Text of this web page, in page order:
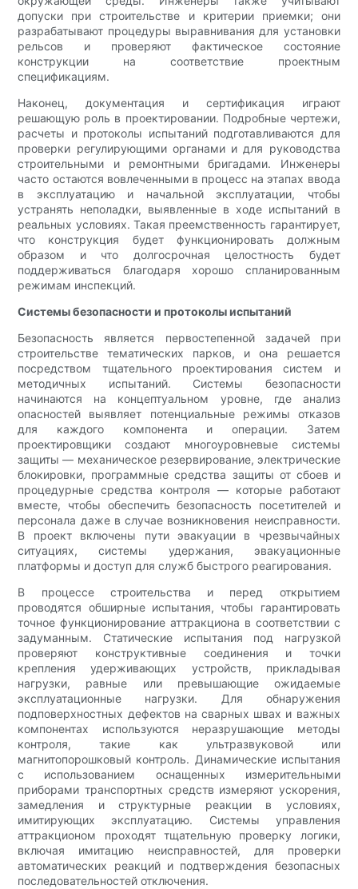
допуски при строительстве и критерии приемки; они
разрабатывают процедуры выравнивания для установки
рельсов и проверяют фактическое состояние
конструкции на соответствие проектным
спецификациям.
Наконец, документация и сертификация играют
решающую роль в проектировании. Подробные чертежи,
расчеты и протоколы испытаний подготавливаются для
проверки регулирующими органами и для руководства
строительными и ремонтными бригадами. Инженеры
часто остаются вовлеченными в процесс на этапах ввода
в эксплуатацию и начальной эксплуатации, чтобы
устранять неполадки, выявленные в ходе испытаний в
реальных условиях. Такая преемственность гарантирует,
что конструкция будет функционировать должным
образом и что долгосрочная целостность будет
поддерживаться благодаря хорошо спланированным
режимам инспекций.
Системы безопасности и протоколы испытаний
Безопасность является первостепенной задачей при
строительстве тематических парков, и она решается
посредством тщательного проектирования систем и
методичных испытаний. Системы безопасности
начинаются на концептуальном уровне, где анализ
опасностей выявляет потенциальные режимы отказов
для каждого компонента и операции. Затем
проектировщики создают многоуровневые системы
защиты — механическое резервирование, электрические
блокировки, программные средства защиты от сбоев и
процедурные средства контроля — которые работают
вместе, чтобы обеспечить безопасность посетителей и
персонала даже в случае возникновения неисправности.
В проект включены пути эвакуации в чрезвычайных
ситуациях, системы удержания, эвакуационные
платформы и доступ для служб быстрого реагирования.
В процессе строительства и перед открытием
проводятся обширные испытания, чтобы гарантировать
точное функционирование аттракциона в соответствии с
задуманным. Статические испытания под нагрузкой
проверяют конструктивные соединения и точки
крепления удерживающих устройств, прикладывая
нагрузки, равные или превышающие ожидаемые
эксплуатационные нагрузки. Для обнаружения
подповерхностных дефектов на сварных швах и важных
компонентах используются неразрушающие методы
контроля, такие как ультразвуковой или
магнитопорошковый контроль. Динамические испытания
с использованием оснащенных измерительными
приборами транспортных средств измеряют ускорения,
замедления и структурные реакции в условиях,
имитирующих эксплуатацию. Системы управления
аттракционом проходят тщательную проверку логики,
включая имитацию неисправностей, для проверки
автоматических реакций и подтверждения безопасных
последовательностей отключения.